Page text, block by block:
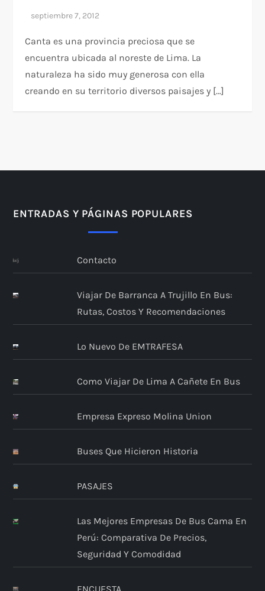
Canta es una provincia preciosa que se
encuentra ubicada al noreste de Lima. La
naturaleza ha sido muy generosa con ella
creando en su territorio diversos paisajes y […]
ENTRADAS Y PÁGINAS POPULARES
Contacto
Viajar De Barranca A Trujillo En Bus:
Rutas, Costos Y Recomendaciones
Lo Nuevo De EMTRAFESA
Como Viajar De Lima A Cañete En Bus
Empresa Expreso Molina Union
Buses Que Hicieron Historia
PASAJES
Las Mejores Empresas De Bus Cama En
Perú: Comparativa De Precios,
Seguridad Y Comodidad